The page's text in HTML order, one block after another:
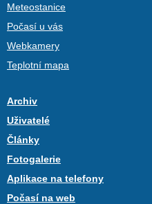
Meteostanice
Počasí u vás
Webkamery
Teplotní mapa
Archiv
Uživatelé
Články
Fotogalerie
Aplikace na telefony
Počasí na web